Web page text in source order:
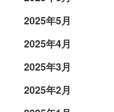
2025年5月
2025年4月
2025年3月
2025年2月